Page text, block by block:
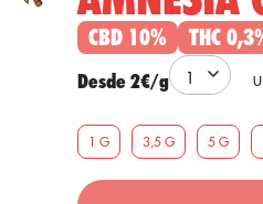
CBD 10% THC
Desde 2€/g
1 G 3,5 G 5 G